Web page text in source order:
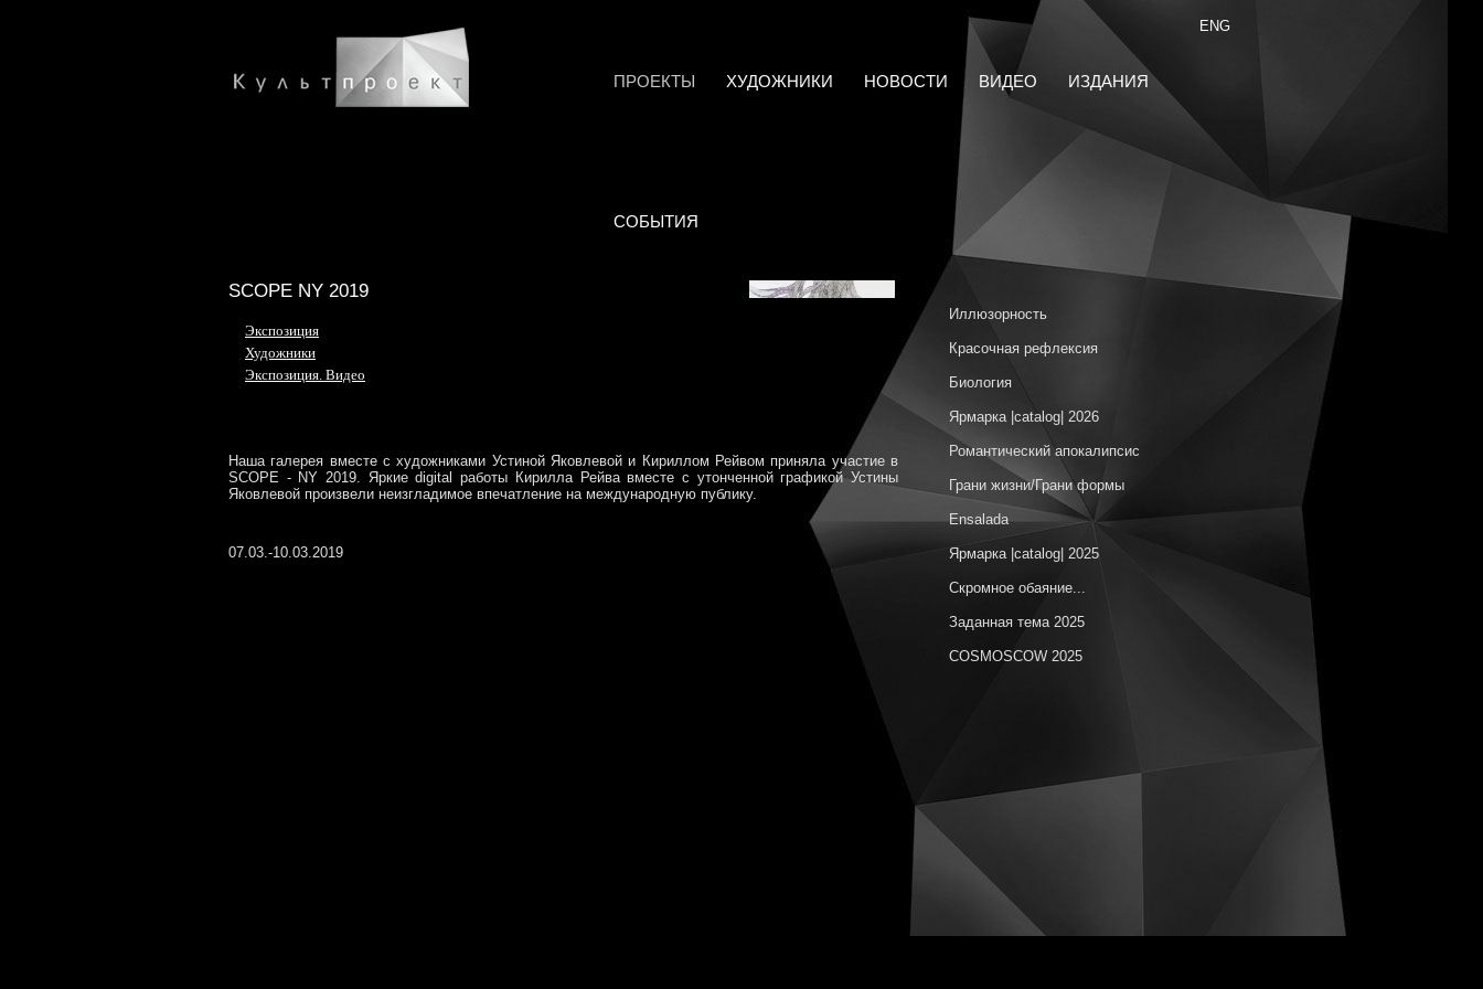
ENG
ПРОЕКТЫ ХУДОЖНИКИ НОВОСТИ ВИДЕО ИЗДАНИЯ
СОБЫТИЯ
SCOPE NY 2019
Экспозиция
Художники
Экспозиция. Видео
Наша галерея вместе с художниками Устиной Яковлевой и Кириллом Рейвом приняла участие в
SCOPE - NY 2019. Яркие digital работы Кирилла Рейва вместе c утонченной графикой Устины
Яковлевой произвели неизгладимое впечатление на международную публику.
07.03.-10.03.2019
Иллюзорность
Красочная рефлексия
Биология
Ярмарка |catalog| 2026
Романтический апокалипсис
Грани жизни/Грани формы
Ensalada
Ярмарка |catalog| 2025
Скромное обаяние...
Заданная тема 2025
COSMOSCOW 2025
Горизонт – цвет синий
Цвет красный
Ярмарка |catalog| 12.2024
Архипелаг Утопий